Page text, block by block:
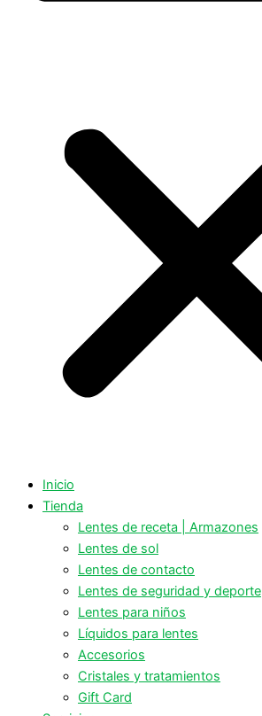
Inicio
Tienda
Lentes de receta | Armazones
Lentes de sol
Lentes de contacto
Lentes de seguridad y deporte
Lentes para niños
Líquidos para lentes
Accesorios
Cristales y tratamientos
Gift Card